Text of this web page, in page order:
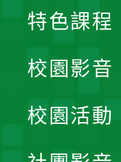
特色課程
校園影音
校園活動